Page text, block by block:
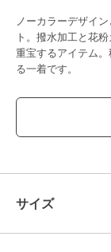
ノーカラーデザイ
ト。撥水加工と花
重宝するアイテム
る一着です。
■デザイン
・撥水＆花粉ガー
・ウエストドロスト
・程よい落ち感で
・表生地に撥水加
サイズ